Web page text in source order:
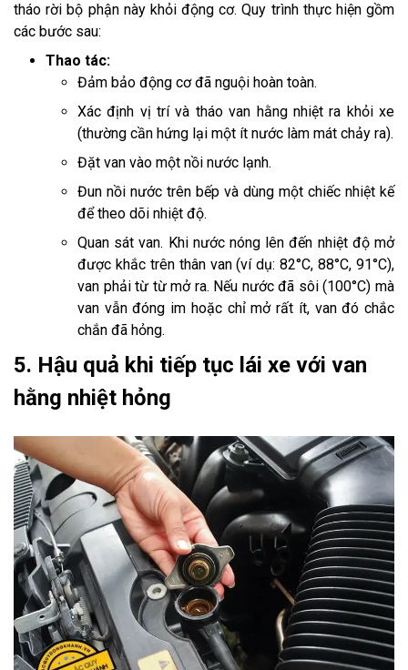
tháo rời bộ phận này khỏi động cơ. Quy trình thực hiện gồm
các bước sau:
Thao tác:
Đảm bảo động cơ đã nguội hoàn toàn.
Xác định vị trí và tháo van hằng nhiệt ra khỏi xe
(thường cần hứng lại một ít nước làm mát chảy ra).
Đặt van vào một nồi nước lạnh.
Đun nồi nước trên bếp và dùng một chiếc nhiệt kế
để theo dõi nhiệt độ.
Quan sát van. Khi nước nóng lên đến nhiệt độ mở
được khắc trên thân van (ví dụ: 82°C, 88°C, 91°C),
van phải từ từ mở ra. Nếu nước đã sôi (100°C) mà
van vẫn đóng im hoặc chỉ mở rất ít, van đó chắc
chắn đã hỏng.
5. Hậu quả khi tiếp tục lái xe với van
hằng nhiệt hỏng